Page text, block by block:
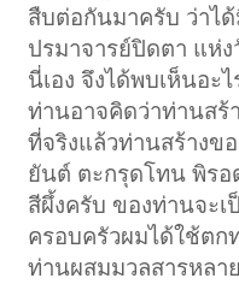
สืบต่อกันมาครับ ว่าไ
ปรมาจารย์ปิดตา แห่ง
นี่เอง จึงได้พบเห็นอะ
ท่านอาจคิดว่าท่านสร้
ที่จริงแล้วท่านสร้างข
ยันต์ ตะกรุดโทน พิร
สีผึ้งครับ ของท่านจะเ
ครอบครัวผมได้ใช้ตก
ท่านผสมมวลสารหลา